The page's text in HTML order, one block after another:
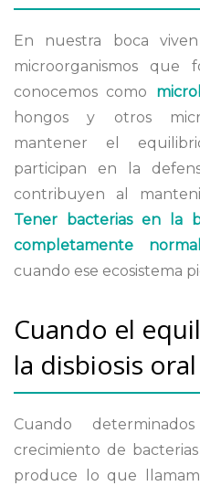
En nuestra boca
microorganismos
conocemos como
hongos y otros
mantener el
participan en la
contribuyen al
Tener bacterias en la
completamente
cuando ese ecosistema
Cuando el
la disbiosis oral
Cuando
crecimiento de
produce lo que